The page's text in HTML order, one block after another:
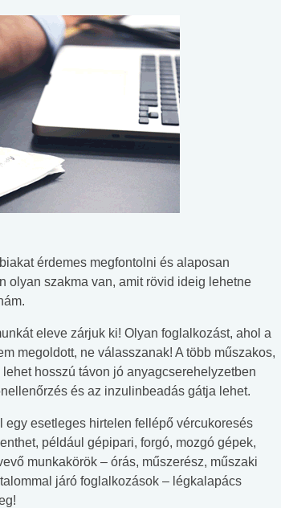
érdemes megfontolni és alaposan
olyan szakma van, amit rövid ideig lehetne
eleve zárjuk ki! Olyan foglalkozást, ahol a
megoldott, ne válasszanak! A több műszakos,
hosszú távon jó anyagcserehelyzetben
és az inzulinbeadás gátja lehet.
esetleges hirtelen fellépő vércukoresés
például gépipari, forgó, mozgó gépek,
munkakörök – órás, műszerész, műszaki
járó foglalkozások – légkalapács